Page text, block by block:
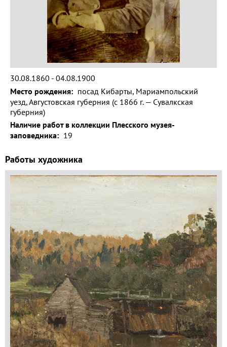
30.08.1860 - 04.08.1900
Место рождения: посад Кибарты, Мариампольский
уезд, Августовская губерния (с 1866 г. — Сувалкская
губерния)
Наличие работ в коллекции Плесского музея-
заповедника: 19
Работы художника
Волга и
левый берег
Время
года на
картине
Весна
Лето
Коллекция
музея
Музей
1
Применить
Сбросить